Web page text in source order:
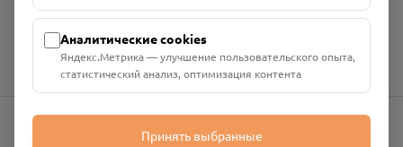
Номер счёта: 40702810901130004287 в АО "АЛЬФА-БАНК"
Аналитические cookies
Яндекс.Метрика — улучшение пользовательского опыта,
статистический анализ, оптимизация контента
Принять выбранные